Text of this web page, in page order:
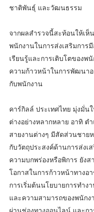
ชาติพันธุ์ และวัฒนธรรม
จากผลสำรวจนี้สะท้อนให้เ
พนักงานในการส่งเสริมกา
เรียนรู้และการเติบโตของพ
ความก้าวหน้าในการพัฒนา
กับพนักงาน
คาร์กิลล์ ประเทศไทย มุ่งมั่น
ต่างอย่างหลากหลาย อาทิ ต
สายงานต่างๆ มีสัดส่วนชาย
กับวัตถุประสงค์ด้านการส่งเ
ความบกพร่องหรือพิการ ยัง
โอกาสในการก้าวหน้าทางอ
การเริ่มต้นนโยบายการทำง
และความสามารถของพนักง
ผ่านช่องทางออนไลน์ และกา